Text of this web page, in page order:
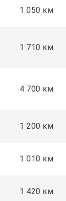
1 050 км
1 710 км
4 700 км
1 200 км
1 010 км
1 420 км